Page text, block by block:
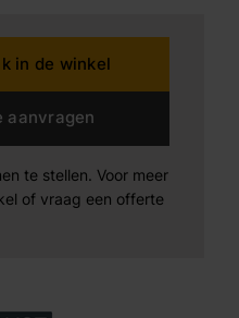
eettafel.
in de winkel
aanvragen
te stellen. Voor meer
of vraag een offerte